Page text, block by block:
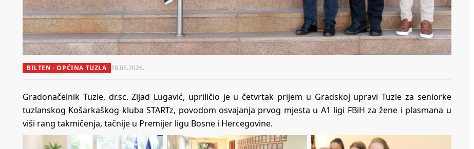
BILTEN · OPĆINA TUZLA 28.05.2026.
Gradonačelnik Tuzle, dr.sc. Zijad Lugavić, upriličio je u četvrtak prijem u Gradskoj upravi Tuzle za seniorke
tuzlanskog Košarkaškog kluba STARTz, povodom osvajanja prvog mjesta u A1 ligi FBiH za žene i plasmana u
viši rang takmičenja, tačnije u Premijer ligu Bosne i Hercegovine.